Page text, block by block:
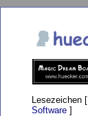
Lesezeichen [
Software ]